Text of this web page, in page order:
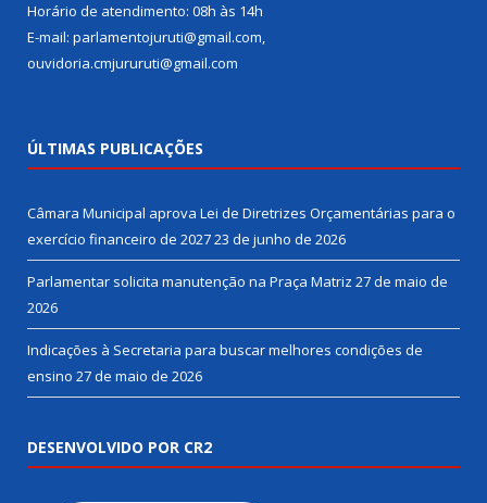
Horário de atendimento: 08h às 14h
E-mail: parlamentojuruti@gmail.com,
ouvidoria.cmjururuti@gmail.com
ÚLTIMAS PUBLICAÇÕES
Câmara Municipal aprova Lei de Diretrizes Orçamentárias para o
exercício financeiro de 202723 de junho de 2026
Parlamentar solicita manutenção na Praça Matriz 27 de maio de
2026
Indicações à Secretaria para buscar melhores condições de
ensino 27 de maio de 2026
DESENVOLVIDO POR CR2